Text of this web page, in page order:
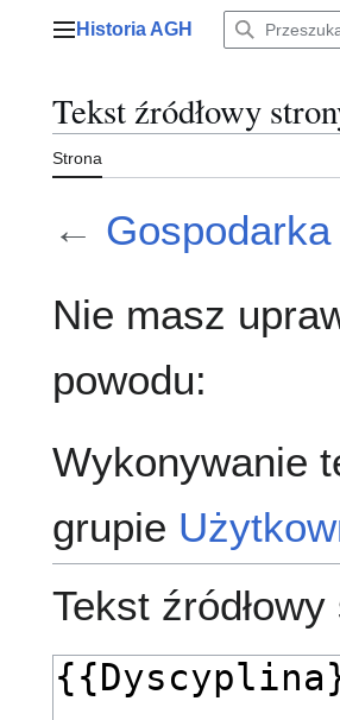
Menu główne
Historia AGH
Tekst źródłowy
Strona
←
Nie masz
powodu:
Wykonywanie
grupie
Tekst